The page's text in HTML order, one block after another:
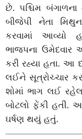
છે. પશ્ચિમ
બીજેપી નેતા મિથુન
કરવામાં આવ્યો
ભાજપના ઉમેદવાર
કરી રહ્યા હતા. આ
લઈને સૂત્રોચ્ચાર
શોમાં ભાગ લઈ
બોટલો ફેંકી હતી.
ઘર્ષણ થયું હતું.